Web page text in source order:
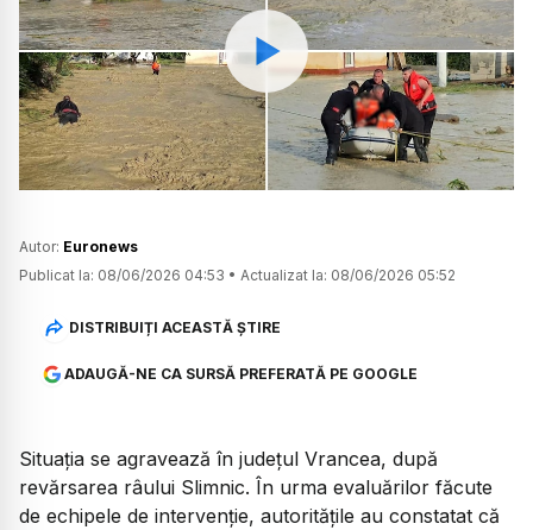
Watch
Autor: Euronews
Publicat la: 08/06/2026 04:53 • Actualizat la: 08/06/2026 05:52
DISTRIBUIȚI ACEASTĂ ȘTIRE
ADAUGĂ-NE CA SURSĂ PREFERATĂ PE GOOGLE
Situația se agravează în județul Vrancea, după
revărsarea râului Slimnic. În urma evaluărilor făcute
de echipele de intervenție, autoritățile au constatat că